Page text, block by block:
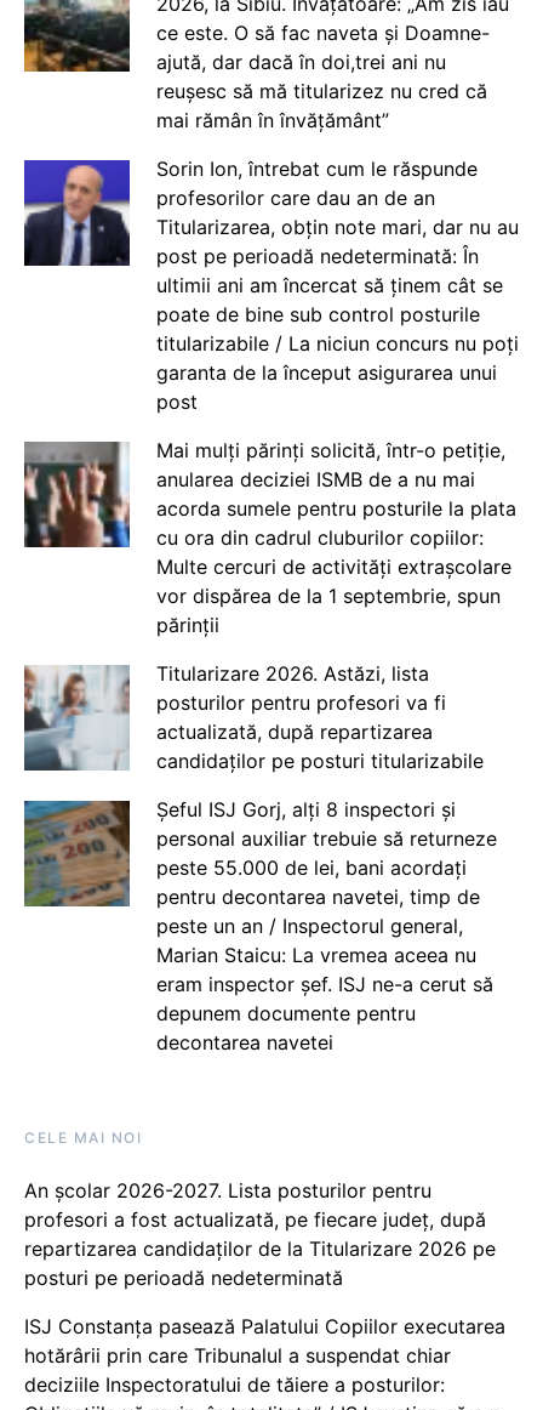
ce este. O să fac naveta și Doamne-
ajută, dar dacă în doi,trei ani nu
reușesc să mă titularizez nu cred că
mai rămân în învățământ”
Sorin Ion, întrebat cum le răspunde
profesorilor care dau an de an
Titularizarea, obțin note mari, dar nu au
post pe perioadă nedeterminată: În
ultimii ani am încercat să ținem cât se
poate de bine sub control posturile
titularizabile / La niciun concurs nu poți
garanta de la început asigurarea unui
post
Mai mulți părinți solicită, într-o petiție,
anularea deciziei ISMB de a nu mai
acorda sumele pentru posturile la plata
cu ora din cadrul cluburilor copiilor:
Multe cercuri de activități extrașcolare
vor dispărea de la 1 septembrie, spun
părinții
Titularizare 2026. Astăzi, lista
posturilor pentru profesori va fi
actualizată, după repartizarea
candidaților pe posturi titularizabile
Șeful ISJ Gorj, alți 8 inspectori și
personal auxiliar trebuie să returneze
peste 55.000 de lei, bani acordați
pentru decontarea navetei, timp de
peste un an / Inspectorul general,
Marian Staicu: La vremea aceea nu
eram inspector șef. ISJ ne-a cerut să
depunem documente pentru
decontarea navetei
CELE MAI NOI
An școlar 2026-2027. Lista posturilor pentru
profesori a fost actualizată, pe fiecare județ, după
repartizarea candidaților de la Titularizare 2026 pe
posturi pe perioadă nedeterminată
ISJ Constanța pasează Palatului Copiilor executarea
hotărârii prin care Tribunalul a suspendat chiar
deciziile Inspectoratului de tăiere a posturilor: